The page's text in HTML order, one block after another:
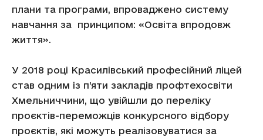
плани та програми, впроваджено систему
навчання за принципом: «Освіта впродовж
життя».
У 2018 році Красилівський професійний ліцей
став одним із п’яти закладів профтехосвіти
Хмельниччини, що увійшли до переліку
проєктів-переможців конкурсного відбору
проєктів, які можуть реалізовуватися за